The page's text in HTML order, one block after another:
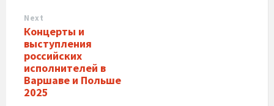
Next
Концерты и
выступления
российских
исполнителей в
Варшаве и Польше
2025